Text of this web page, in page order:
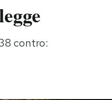
contro: